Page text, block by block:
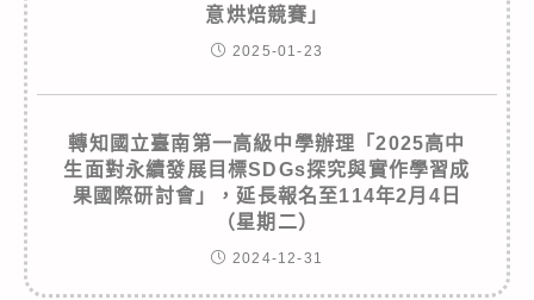
意烘焙競賽」
2025-01-23
轉知國立臺南第一高級中學辦理「2025高中
生面對永續發展目標SDGs探究與實作學習成
果國際研討會」，延長報名至114年2月4日
（星期二）
2024-12-31